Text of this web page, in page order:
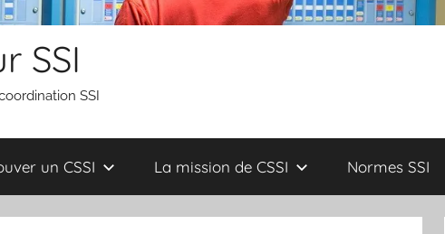
SSI
SSI
un CSSI La mission de CSSI Normes SSI